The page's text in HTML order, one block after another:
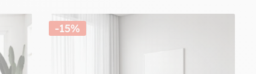
-15%